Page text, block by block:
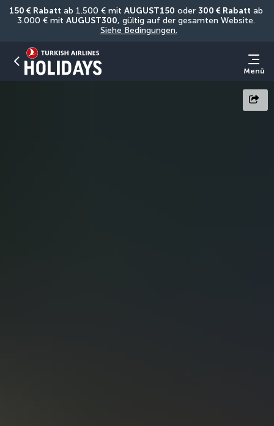
150 € Rabatt ab 1.500 € mit AUGUST150 oder 300 € Rabatt ab
3.000 € mit AUGUST300
Siehe Bedingungen.
Menü